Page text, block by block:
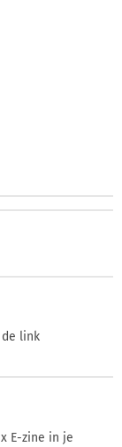
link
E-zine in je